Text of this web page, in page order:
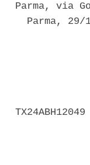
Parma, via
Parma, 29/